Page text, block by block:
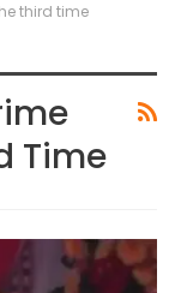
third time
Time